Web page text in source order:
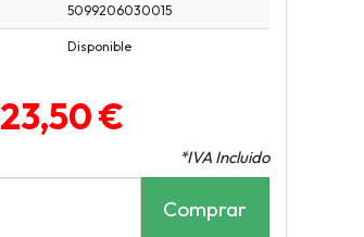
5099206030015
Disponible
23,50 €
*IVA Incluido
Comprar